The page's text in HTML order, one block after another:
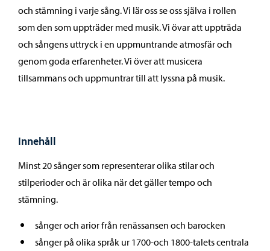
och stämning i varje sång. Vi lär oss se oss själva i rollen
som den som uppträder med musik. Vi övar att uppträda
och sångens uttryck i en uppmuntrande atmosfär och
genom goda erfarenheter. Vi över att musicera
tillsammans och uppmuntrar till att lyssna på musik.
Innehåll
Minst 20 sånger som representerar olika stilar och
stilperioder och är olika när det gäller tempo och
stämning.
sånger och arior från renässansen och barocken
sånger på olika språk ur 1700-och 1800-talets centrala